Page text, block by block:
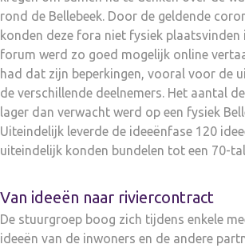
rond de Bellebeek. Door de geldende
konden deze fora niet fysiek plaatsvinden
forum werd zo goed mogelijk online
had dat zijn beperkingen, vooral voor de
de verschillende deelnemers. Het aantal
lager dan verwacht werd op een fysiek
Uiteindelijk leverde de ideeënfase 120
uiteindelijk konden bundelen tot een 70-
Van ideeën naar riviercontract
De stuurgroep boog zich tijdens enkele
ideeën van de inwoners en de andere